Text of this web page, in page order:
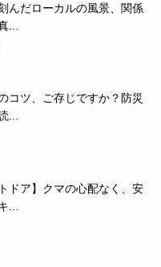
んだローカルの風景、関係
...
コツ、ご存じですか？防災
...
ドア】クマの心配なく、安
...